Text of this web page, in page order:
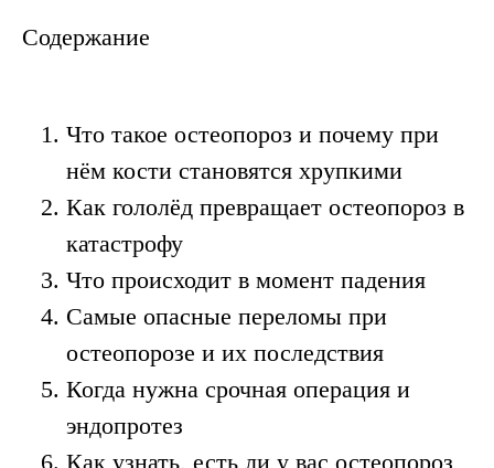
Содержание
Что такое остеопороз и почему при
нём кости становятся хрупкими
Как гололёд превращает остеопороз в
катастрофу
Что происходит в момент падения
Самые опасные переломы при
остеопорозе и их последствия
Когда нужна срочная операция и
эндопротез
Как узнать, есть ли у вас остеопороз
Остеопороз и
гололёд:
почему хрупкие кости
+ ледяная дорога =
перелом, который
может потребовать